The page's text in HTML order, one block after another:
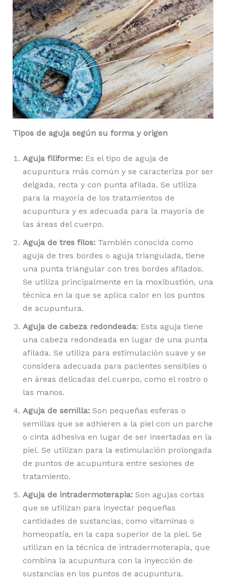
Tipos de aguja según su forma y origen
Aguja filiforme:Es el tipo de aguja de
acupuntura más común y se caracteriza por ser
delgada, recta y con punta afilada. Se utiliza
para la mayoría de los tratamientos de
acupuntura y es adecuada para la mayoría de
las áreas del cuerpo.
Aguja de tres filos:También conocida como
aguja de tres bordes o aguja triangulada, tiene
una punta triangular con tres bordes afilados.
Se utiliza principalmente en la moxibustión, una
técnica en la que se aplica calor en los puntos
de acupuntura.
Aguja de cabeza redondeada: Esta aguja tiene
una cabeza redondeada en lugar de una punta
afilada. Se utiliza para estimulación suave y se
considera adecuada para pacientes sensibles o
en áreas delicadas del cuerpo, como el rostro o
las manos.
Aguja de semilla:Son pequeñas esferas o
semillas que se adhieren a la piel con un parche
o cinta adhesiva en lugar de ser insertadas en la
piel. Se utilizan para la estimulación prolongada
de puntos de acupuntura entre sesiones de
tratamiento.
Aguja de intradermoterapia:Son agujas cortas
que se utilizan para inyectar pequeñas
cantidades de sustancias, como vitaminas o
homeopatía, en la capa superior de la piel. Se
utilizan en la técnica de intradermoterapia, que
combina la acupuntura con la inyección de
sustancias en los puntos de acupuntura.